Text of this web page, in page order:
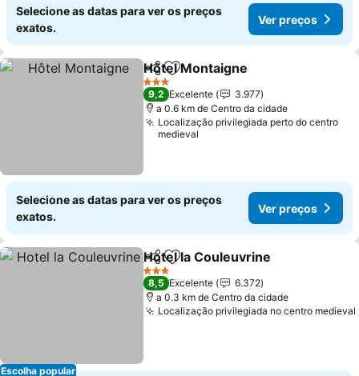
Selecione as datas para ver os preços
exatos.
Ver preços
PartilharAdicionar aos favoritos
Hôtel Montaigne
3 Estrelas
9,2 Excelente
3.977
a 0.6 km de Centro da cidade
Localização privilegiada perto do centro
medieval
Selecione as datas para ver os preços
exatos.
Ver preços
Escolha popular
PartilharAdicionar aos favoritos
Hotel la Couleuvrine
3 Estrelas
8,5 Excelente
6.372
a 0.3 km de Centro da cidade
Localização privilegiada no centro medieval